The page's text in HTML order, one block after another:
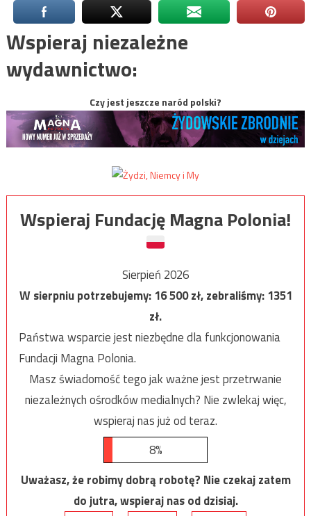
Wspieraj niezależne
wydawnictwo:
Czy jest jeszcze naród polski?
Wspieraj Fundację Magna Polonia!
Sierpień 2026
W sierpniu potrzebujemy:16 500zł, zebraliśmy:1351
zł.
Państwa wsparcie jest niezbędne dla funkcjonowania
Fundacji Magna Polonia.
Masz świadomość tego jak ważne jest przetrwanie
niezależnych ośrodków medialnych? Nie zwlekaj więc,
wspieraj nas już od teraz.
8%
Uważasz, że robimy dobrą robotę? Nie czekaj zatem
do jutra, wspieraj nas od dzisiaj.